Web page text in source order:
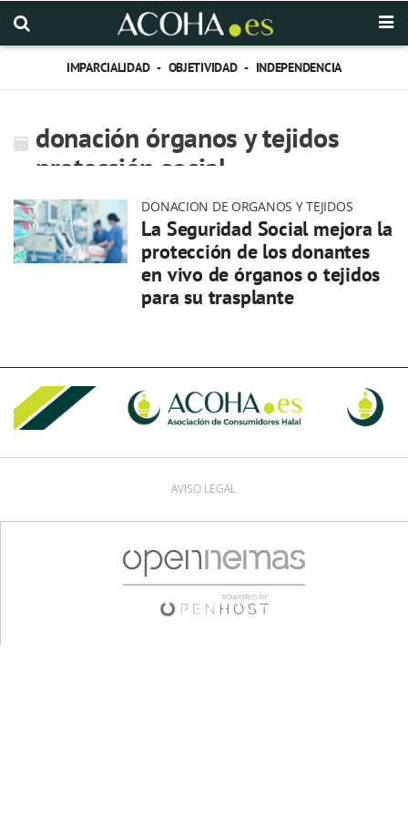
IMPARCIALIDAD - OBJETIVIDAD - INDEPENDENCIA
donación órganos y tejidos
protección social
DONACION DE ORGANOS Y TEJIDOS
La Seguridad Social mejora la
protección de los donantes
en vivo de órganos o tejidos
para su trasplante
AVISO LEGAL